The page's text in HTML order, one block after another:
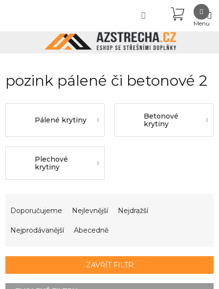
KOŠÍK
pozink pálené či betonové 2
Pálené krytiny
Betonové
krytiny
Plechové
krytiny
r
o
Doporučujeme Nejlevnější Nejdražší
Nejprodávanější Abecedně
ZAVŘÍT FILTR